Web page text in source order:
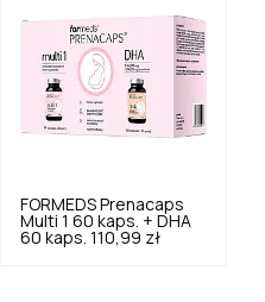
FORMEDS Prenacaps
Multi 1 60 kaps. + DHA
60 kaps. 110,99 zł